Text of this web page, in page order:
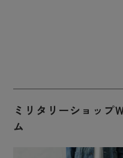
ミリタリーショップ
ム